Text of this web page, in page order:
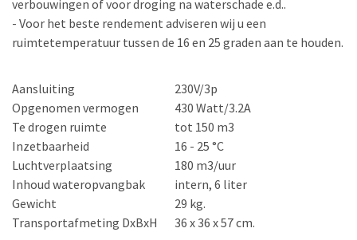
verbouwingen of voor droging na waterschade e.d..
- Voor het beste rendement adviseren wij u een
ruimtetemperatuur tussen de 16 en 25 graden aan te houden.
Aansluiting
230V/3p
Opgenomen vermogen
430 Watt/3.2A
Te drogen ruimte
tot 150 m3
Inzetbaarheid
16 - 25 °C
Luchtverplaatsing
180 m3/uur
Inhoud wateropvangbak
intern, 6 liter
Gewicht
29 kg.
Transportafmeting DxBxH 36 x 36 x 57 cm.